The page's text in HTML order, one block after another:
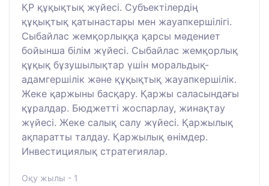
ҚР құқықтық жүйесі. Субъектілердің
құқықтық қатынастары мен жауапкершілігі.
Сыбайлас жемқорлыққа қарсы мәдениет
бойынша білім жүйесі. Сыбайлас жемқорлық
құқық бұзушылықтар үшін моральдық-
адамгершілік және құқықтық жауапкершілік.
Жеке қаржыны басқару. Қаржы саласындағы
құралдар. Бюджетті жоспарлау, жинақтау
жүйесі. Жеке салық салу жүйесі. Қаржылық
ақпаратты талдау. Қаржылық өнімдер.
Инвестициялық стратегиялар.
Оқу жылы - 1